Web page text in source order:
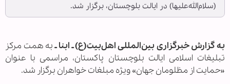
(سلام‌الله‌علیها) در ایالت بلوچستان، برگزار شد.
به گزارش خبرگزاری بین‌المللی اهل‌بیت(ع) ـ ابنا ـبه همت مرکز
تبلیغات اسلامی ایالت بلوچستان پاکستان، مراسمی با عنوان
«حمایت از مظلومان جهان» ویژه مبلغات خواهران برگزار شد.